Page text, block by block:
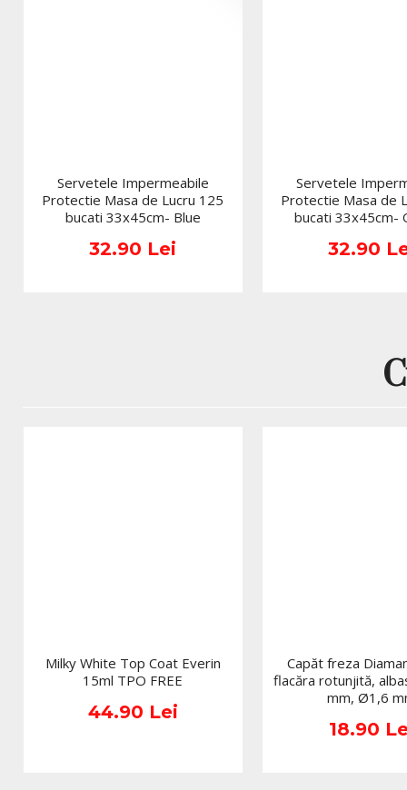
Servetele Impermeabile
Protectie Masa de Lucru 125
bucati 33x45cm- Blue
32.90 Lei
Servetele
Protectie Masa de
bucati 33x45cm-
32.90
Milky White Top Coat Everin
15ml TPO FREE
44.90 Lei
Capăt freza
flacăra rotunjită,
mm, Ø1,6
18.90